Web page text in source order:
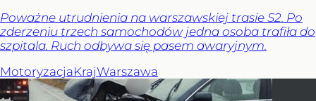
Poważne utrudnienia na warszawskiej trasie S2. Po
zderzeniu trzech samochodów jedna osoba trafiła do
szpitala. Ruch odbywa się pasem awaryjnym.
MotoryzacjaKrajWarszawa